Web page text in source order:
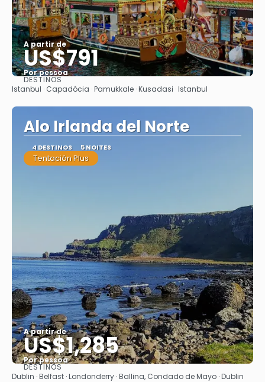
A partir de
US$791
Por pessoa
Saiba mais
DESTINOS
Istanbul · Capadócia · Pamukkale · Kusadasi · Istanbul
Alo Irlanda del Norte
4 DESTINOS 5 NOITES
Tentación Plus
A partir de
US$1,285
Por pessoa
Saiba mais
DESTINOS
Dublin · Belfast · Londonderry · Ballina, Condado de Mayo · Dublin